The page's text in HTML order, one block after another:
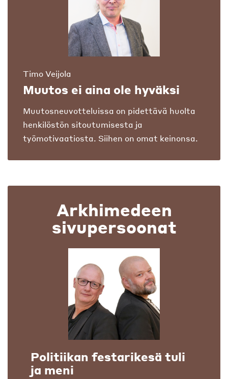
Timo Veijola
Muutos ei aina ole hyväksi
Muutosneuvotteluissa on pidettävä huolta
henkilöstön sitoutumisesta ja
työmotivaatiosta. Siihen on omat keinonsa.
Arkhimedeen
sivupersoonat
Politiikan festarikesä tuli
ja meni